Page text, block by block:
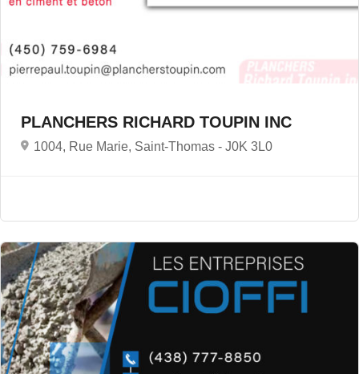
PLANCHERS RICHARD TOUPIN INC
1004, Rue Marie, Saint-Thomas - J0K 3L0